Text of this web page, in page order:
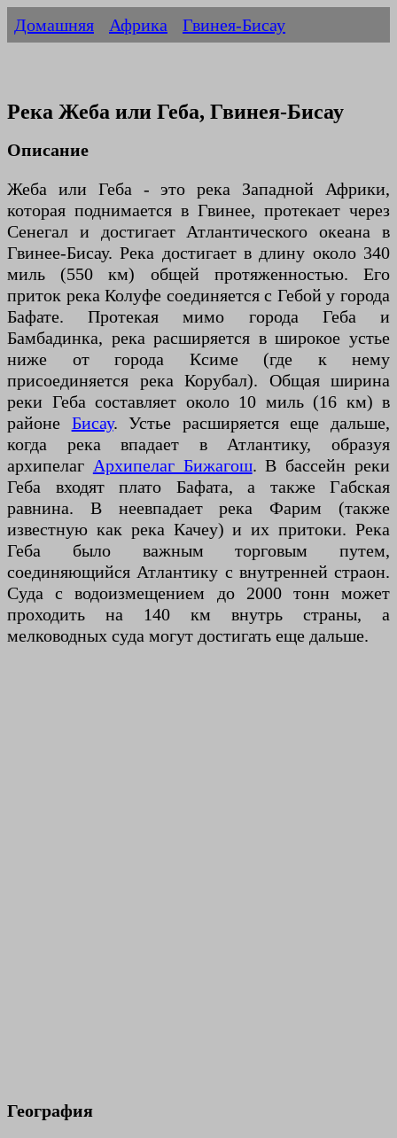
Домашняя Африка Гвинея-Бисау
Река Жеба или Геба, Гвинея-Бисау
Описание
Жеба или Геба - это река Западной Африки,
которая поднимается в Гвинее, протекает через
Сенегал и достигает Атлантического океана в
Гвинее-Бисау. Река достигает в длину около 340
миль (550 км) общей протяженностью. Его
приток река Колуфе соединяется с Гебой у города
Бафате. Протекая мимо города Геба и
Бамбадинка, река расширяется в широкое устье
ниже от города Ксиме (где к нему
присоединяется река Корубал). Общая ширина
реки Геба составляет около 10 миль (16 км) в
районе Бисау. Устье расширяется еще дальше,
когда река впадает в Атлантику, образуя
архипелаг Архипелаг Бижагош. В бассейн реки
Геба входят плато Бафата, а также Габская
равнина. В неевпадает река Фарим (также
известную как река Качеу) и их притоки. Река
Геба было важным торговым путем,
соединяющийся Атлантику с внутренней страон.
Суда с водоизмещением до 2000 тонн может
проходить на 140 км внутрь страны, а
мелководных суда могут достигать еще дальше.
География